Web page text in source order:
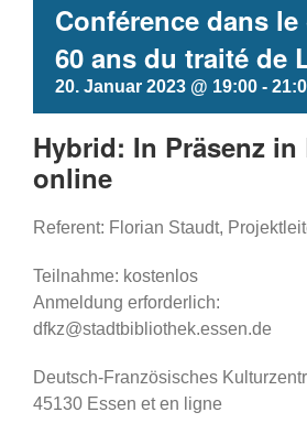
Conférence dans
60 ans du traité de
20. Januar 2023 @ 19:00 -
Hybrid: In Präsenz in
online
Referent: Florian Staudt,
Teilnahme: kostenlos
Anmeldung erforderlich:
dfkz@stadtbibliothek.essen.de
Deutsch-Französisches
45130 Essen et en ligne